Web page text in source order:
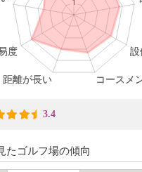
3.4
たゴルフ場の傾向